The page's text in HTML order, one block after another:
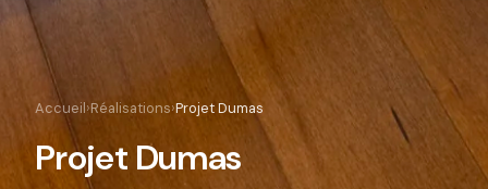
Accueil›Réalisations›Projet Dumas
Projet Dumas